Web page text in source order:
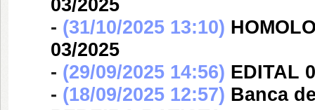
03/2025
- (31/10/2025 13:10)
03/2025
- (29/09/2025 14:56) EDITAL
- (18/09/2025 12:57) Banca